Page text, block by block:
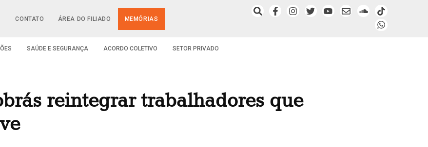
CONTATO ÁREA DO FILIADO MEMÓRIAS
SAÚDE E SEGURANÇA ACORDO COLETIVO SETOR PRIVADO
reintegrar trabalhadores que